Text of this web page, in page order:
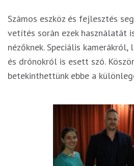
Számos eszköz és fejlesztés
vetítés során ezek használatát
nézőknek. Speciális
és drónokról is esett szó.
betekinthettünk ebbe a